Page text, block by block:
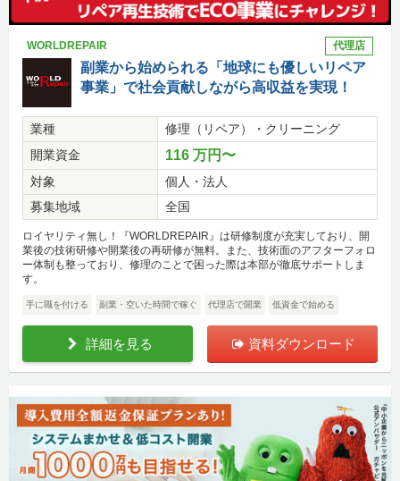
WORLDREPAIR 代理店
副業から始められる「地球にも優しいリペア
事業」で社会貢献しながら高収益を実現！
業種
修理（リペア）・クリーニング
開業資金
116 万円〜
対象
個人・法人
募集地域
全国
ロイヤリティ無し！『WORLDREPAIR』は研修制度が充実しており、開
業後の技術研修や開業後の再研修が無料。また、技術面のアフターフォロ
ー体制も整っており、修理のことで困った際は本部が徹底サポートしま
す。
手に職を付ける 副業・空いた時間で稼ぐ 代理店で開業 低資金で始める
詳細を見る 資料ダウンロード